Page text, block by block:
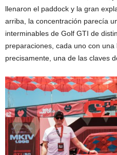
llenaron el paddock y la gran
arriba, la concentración parecía
interminables de Golf GTI de
preparaciones, cada uno con una
precisamente, una de las claves